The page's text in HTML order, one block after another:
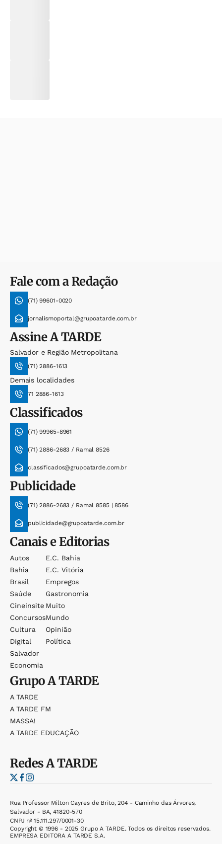
Fale com a Redação
(71) 99601-0020
jornalismoportal@grupoatarde.com.br
AssineA TARDE
Salvador e Região Metropolitana
(71) 2886-1613
Demais localidades
71 2886-1613
Classificados
(71) 99965-8961
(71) 2886-2683 / Ramal 8526
classificados@grupoatarde.com.br
Publicidade
(71) 2886-2683 / Ramal 8585 | 8586
publicidade@grupoatarde.com.br
Canais e Editorias
Autos
Bahia
Brasil
Saúde
Cineinsite
Concursos
Cultura
Digital
Salvador
Economia
E.c. Bahia
E.c. Vitória
Empregos
Gastronomia
Muito
Mundo
Opinião
Política
GrupoA TARDE
A TARDE
A TARDE FM
MASSA!
A TARDE EDUCAÇÃO
RedesA TARDE
Rua Professor Milton Cayres de Brito, 204 - Caminho das Árvores,
Salvador - BA, 41820-570
CNPJ nº 15.111.297/0001-30
Copyright © 1996 - 2025 Grupo A TARDE. Todos os direitos reservados.
EMPRESA EDITORA A TARDE S.A.